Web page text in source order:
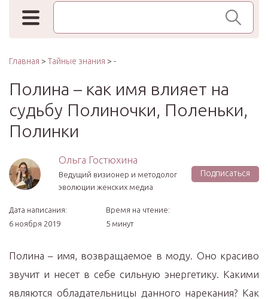
Поиск по сайту
Главная > Тайные знания > -
Полина – как имя влияет на
судьбу Полиночки, Поленьки,
Полинки
Ольга Гостюхина
Ведущий визионер и методолог
эволюции женских медиа
Подписаться
Дата написания:
6 ноября 2019
Время на чтение:
5 минут
Полина – имя, возвращаемое в моду. Оно красиво
звучит и несет в себе сильную энергетику. Какими
являются обладательницы данного нарекания? Как